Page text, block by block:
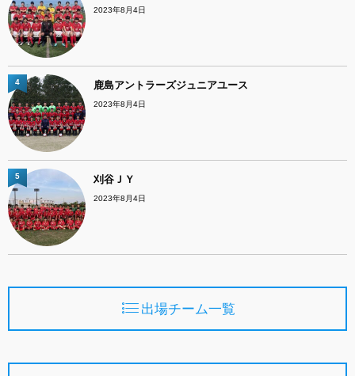
2023年8月4日
鹿島アントラーズジュニアユース
2023年8月4日
4
刈谷ＪＹ
2023年8月4日
5
出場チーム一覧